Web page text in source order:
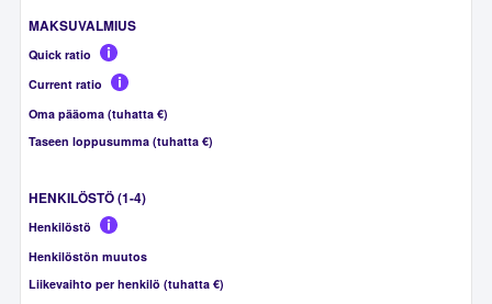
MAKSUVALMIUS
Quick ratio
Current ratio
Oma pääoma (tuhatta €)
Taseen loppusumma (tuhatta €)
HENKILÖSTÖ (1-4)
Henkilöstö
Henkilöstön muutos
Liikevaihto per henkilö (tuhatta €)